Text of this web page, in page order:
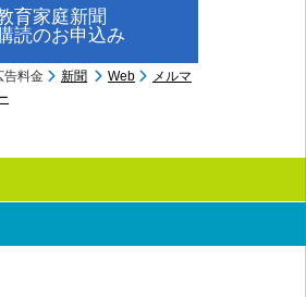
育家庭新聞
読のお申込み
告料金 新聞 Web
メルマ